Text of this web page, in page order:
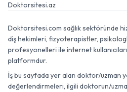
Doktorsitesi.az
Doktorsitesi.com sağlık sektöründe
diş hekimleri, fizyoterapistler,
profesyonelleri ile internet
platformdur.
İş bu sayfada yer alan doktor/uzman
değerlendirmeleri, ilgili doktorun/